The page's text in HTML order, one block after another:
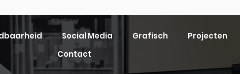
Social Media Grafisch Projecten
Contact